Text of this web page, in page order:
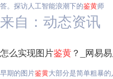
答。探访人工智能浪潮下的鉴黄师
来自：动态资讯
怎么实现图片鉴黄？_网易
早期的图片鉴黄大部分是简单粗暴